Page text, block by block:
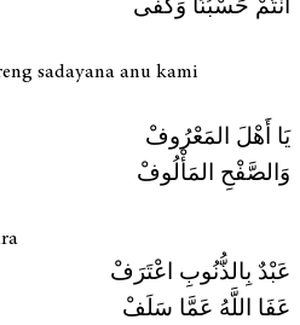
أَنْتُمْ حَسْبُنَا وَكَفَى
sadayana anu kami
يَا أَهْلَ المَعْرُوفْ
وَالصَّفْحِ المَأْلُوفْ
عَبْدٌ بِالذُّنُوبِ اعْتَرَفْ
عَفَا اللَّهُ عَمَّا سَلَفْ